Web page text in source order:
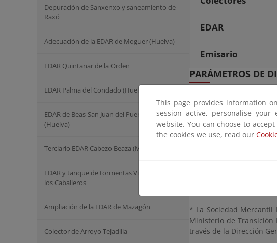
Depuración de Sanxenxo y saneamiento de
Raxó
Adecuación de la EDAR de Moguer (Huelva)
EDAR Quintanar de la Orden
EDAR Palma del Condado (Huelva)
EDAR de Beas-San Juan del Puerto -Trigueros
(Huelva)
Terciario EDAR Cabezo Beaza (Murcia)
EDAR y tanque de tormentas Villafranca de
los Caballeros
Ampliación de la EDAR de Mazagón
Colector de Arroyo Tejadilla
EDAR
Emisario
PARÁMETROS DE
Caudales de
Parámetros de
* La Sociedad Mercantil
Ministerio de Transición
través de la Dirección
This page provides information
session active, personalise
website. You can choose to
the cookies we use, read our